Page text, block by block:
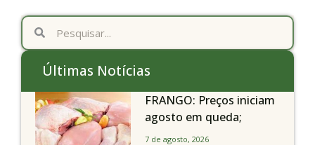
Últimas Notícias
FRANGO: Preços iniciam
agosto em queda;
exportações avançam
7 de agosto, 2026